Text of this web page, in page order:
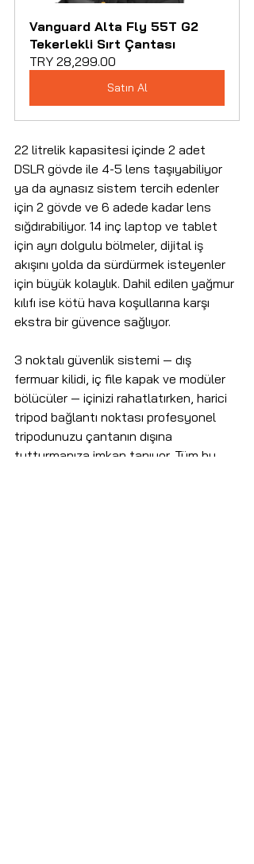
Vanguard Alta Fly 55T G2
Tekerlekli Sırt Çantası
TRY 28,299.00
Satın Al
22 litrelik kapasitesi içinde 2 adet
DSLR gövde ile 4-5 lens taşıyabiliyor
ya da aynasız sistem tercih edenler
için 2 gövde ve 6 adede kadar lens
sığdırabiliyor. 14 inç laptop ve tablet
için ayrı dolgulu bölmeler, dijital iş
akışını yolda da sürdürmek isteyenler
için büyük kolaylık. Dahil edilen yağmur
kılıfı ise kötü hava koşullarına karşı
ekstra bir güvence sağlıyor.
3 noktalı güvenlik sistemi — dış
fermuar kilidi, iç file kapak ve modüler
bölücüler — içinizi rahatlatırken, harici
tripod bağlantı noktası profesyonel
tripodunuzu çantanın dışına
tutturmanıza imkan tanıyor. Tüm bu